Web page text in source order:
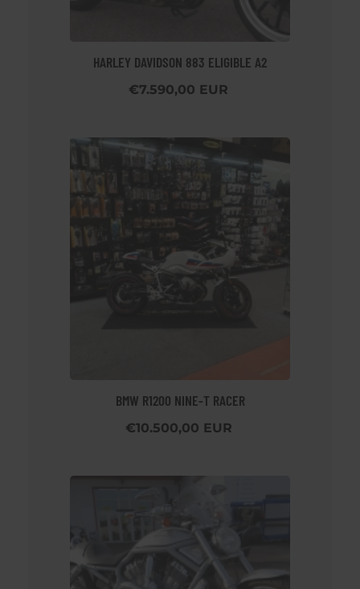
HARLEY DAVIDSON 883 ELIGIBLE A2
€7.590,00 EUR
BMW R1200 NINE-T RACER
€10.500,00 EUR